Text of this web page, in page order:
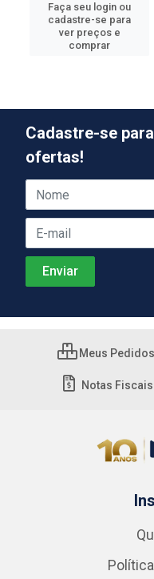
Faça seu login ou
cadastre-se para
ver preços e
comprar
Cadastre-se
ofertas!
Meus Pedidos
Notas Fiscais